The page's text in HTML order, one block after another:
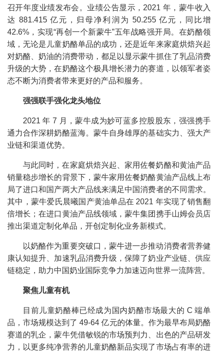
召开年度业绩发布会。业绩公告显示，2021 年，蒙牛收入
达 881.415 亿元，归母净利润为 50.255 亿元，同比增
42.6%，实现“再创一个新蒙牛”五年战略强开局。在奶酪领
域，无论是儿童奶酪单品的成功，还是近年来家庭烘焙兴起
对奶酪、奶油的消费带动，都足以显示蒙牛抓住了乳品消费
升级的大势，在奶酪这个极具增长潜力的赛道，以领军者姿
态不断为消费者带来更好的产品和服务。
强强联手强化龙头地位
2021 年 7 月，蒙牛成为妙可蓝多控股股东，强强携手
通力合作深耕奶酪蓝海。蒙牛自身雄厚的基础实力、强大产
业链和渠道优势。
与此同时，在家庭烘焙兴起、家用佐餐奶酪和黄油产品
销量稳步增长的背景下，蒙牛家用佐餐奶酪黄油产品线上布
局了进口和国产两大产品线来满足中国消费者的不同需求。
其中，蒙牛爱氏晨曦国产黄油单品在 2021 年实现了销售翻
倍增长；在进口黄油产品线领域，蒙牛集团携手山姆会员店
推出渠道定制化单品，开创定制化业务新模式。
以奶酪作为重要突破口，蒙牛进一步推动消费者营养健
康认知提升、加速乳品消费升级，保障了奶业产业链、供应
链稳定，助力中国奶业国际竞争力加速迈向世界一流阵营。
聚焦儿童有机
目前儿童奶酪棒已经成为国内奶酪市场最大的 C 端单
品，市场规模达到了 49-64 亿元的体量。作为最早布局奶酪
赛道的乳企，蒙牛凭借敏锐的市场预判力、出色的产品研发
力，以更多纯净营养的儿童奶酪新品实现了市场占有率的进